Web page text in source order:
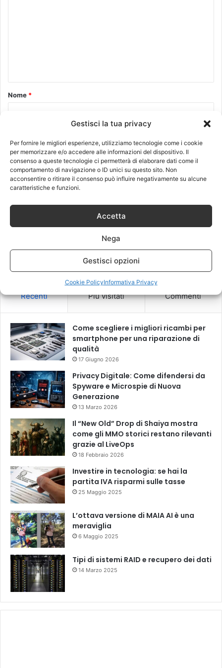
Gestisci la tua privacy
Per fornire le migliori esperienze, utilizziamo tecnologie come i cookie
per memorizzare e/o accedere alle informazioni del dispositivo. Il
consenso a queste tecnologie ci permetterà di elaborare dati come il
comportamento di navigazione o ID unici su questo sito. Non
acconsentire o ritirare il consenso può influire negativamente su alcune
caratteristiche e funzioni.
Accetta
Nega
Gestisci opzioni
Cookie PolicyInformativa Privacy
o
Nome *
Sito web
Questo sito utilizza Akismet per ridurre lo spam.
vengono elaborati i dati derivati dai commenti
Recenti Più visitati Commenti
Come scegliere i migliori ricambi per
smartphone per una riparazione di
qualità
17 Giugno 2026
Privacy Digitale: Come difendersi da
Spyware e Microspie di Nuova
Generazione
13 Marzo 2026
Il “New Old” Drop di Shaiya mostra
come gli MMO storici restano rilevanti
grazie al LiveOps
18 Febbraio 2026
Investire in tecnologia: se hai la
partita IVA risparmi sulle tasse
25 Maggio 2025
L’ottava versione di MAIA AI è una
meraviglia
6 Maggio 2025
Tipi di sistemi RAID e recupero dei dati
14 Marzo 2025